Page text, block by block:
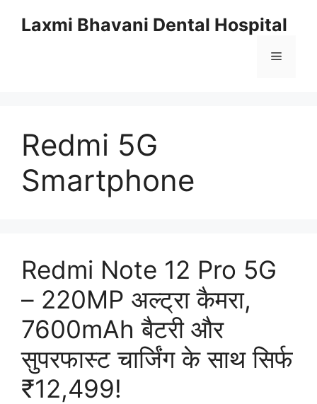
Laxmi Bhavani Dental Hospital
Menu
Redmi 5G
Smartphone
Redmi Note 12 Pro 5G
– 220MP अल्ट्रा कैमरा,
7600mAh बैटरी और
सुपरफास्ट चार्जिंग के साथ सिर्फ
₹12,499!